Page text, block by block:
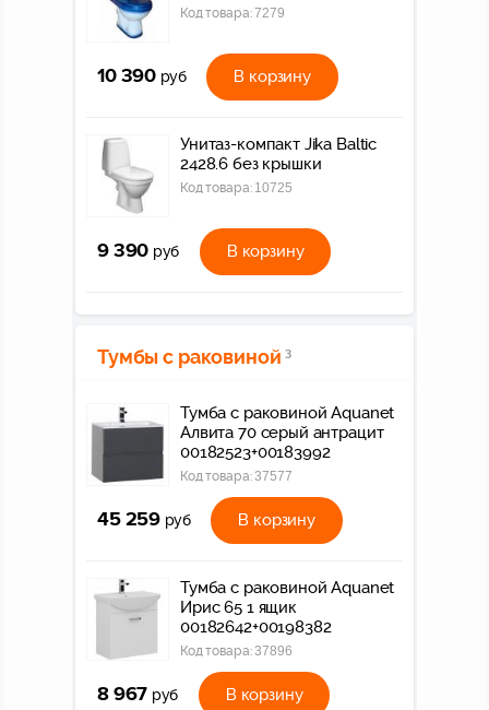
Код товара:7279
10 390 руб В корзину
Унитаз-компакт Jika Baltic
2428.6 без крышки
Код товара: 10725
9 390 руб В корзину
Тумбы с раковиной 3
Тумба с раковиной Aquanet
Алвита 70 серый антрацит
00182523+00183992
Код товара:37577
45 259 руб В корзину
Тумба с раковиной Aquanet
Ирис 65 1 ящик
00182642+00198382
Код товара:37896
8 967 руб В корзину